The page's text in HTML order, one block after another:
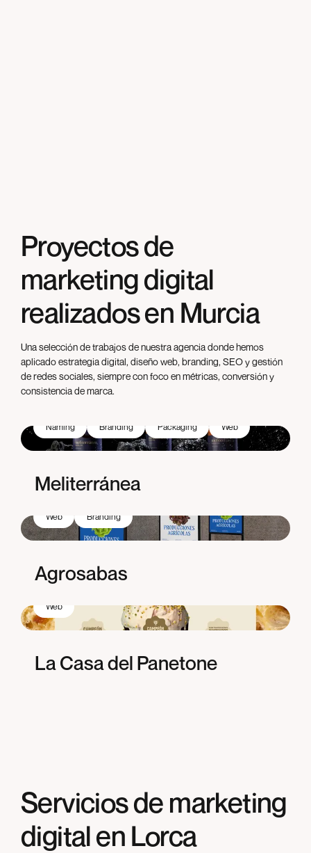
Proyectos de
marketing digital
realizados en Murcia
Una selección de trabajos de nuestra agencia donde hemos
aplicado estrategia digital, diseño web, branding, SEO y gestión
de redes sociales, siempre con foco en métricas, conversión y
consistencia de marca.
Naming Branding Packaging Web
Meliterránea
Web Branding
Agrosabas
Web
La Casa del Panetone
Servicios de marketing
digital en Lorca